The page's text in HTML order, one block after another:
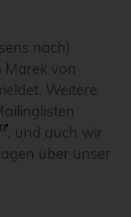
nach)
Marek von
Weitere
, und auch wir
über unser